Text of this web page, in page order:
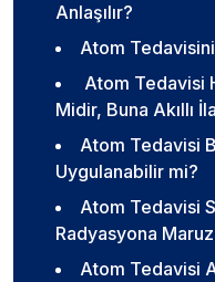
Anlaşılır?
Atom
Atom Tedavisi
Midir, Buna Akıllı
Atom Tedavisi
Uygulanabilir mi?
Atom Tedavisi
Radyasyona Maruz
Atom Tedavisi